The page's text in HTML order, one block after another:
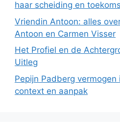
haar scheiding en
Vriendin Antoon: alles
Antoon en Carmen Visser
Het Profiel en de
Uitleg
Pepijn Padberg
context en aanpak